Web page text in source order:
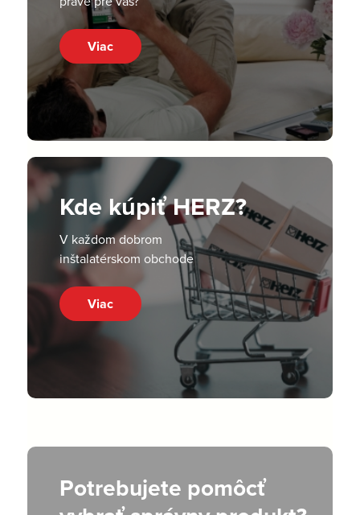
Viac
Kde kúpiť HERZ?
V každom dobrom
inštalatérskom obchode
Viac
Potrebujete pomôcť